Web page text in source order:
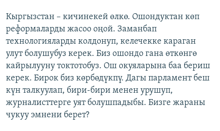
Кыргызстан – кичинекей өлкө. Ошондуктан көп
реформаларды жасоо оңой. Заманбап
технологияларды колдонуп, келечекке караган
улут болушубуз керек. Биз ошондо гана өткөнгө
кайрылууну токтотобуз. Ош окуяларына баа бериш
керек. Бирок биз көрбөдүкпү. Дагы парламент беш
күн талкуулап, бири-бири менен урушуп,
журналисттерге уят болушпадыбы. Бизге жараны
чукуу эмнени берет?